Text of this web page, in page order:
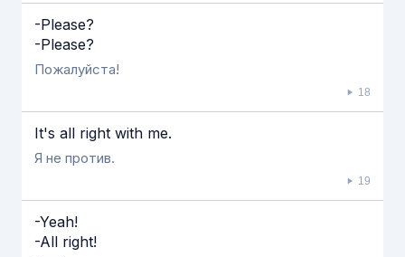
-Please?
-Please?
Пожалуйста!
18
Ιt's all right with me.
Я не против.
19
-Yeah!
-All right!